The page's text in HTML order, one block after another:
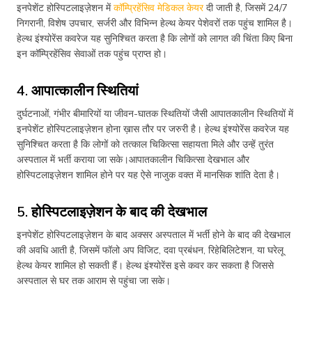
इनपेशेंट होस्पिटलाइज़ेशन मेंकॉम्प्रिहेंसिव मेडिकल केयरदी जाती है, जिसमें 24/7
निगरानी, ​​​​विशेष उपचार, सर्जरी और विभिन्न हेल्थ केयर पेशेवरों तक पहुंच शामिल है।
हेल्थ इंश्योरेंस कवरेज यह सुनिश्चित करता है कि लोगों को लागत की चिंता किए बिना
इन कॉम्प्रिहेंसिव सेवाओं तक पहुंच प्राप्त हो।
4. आपात्कालीन स्थितियां
दुर्घटनाओं, गंभीर बीमारियों या जीवन-घातक स्थितियों जैसी आपातकालीन स्थितियों में
इनपेशेंट होस्पिटलाइज़ेशन होना ख़ास तौर पर जरुरी है। हेल्थ इंश्योरेंस कवरेज यह
सुनिश्चित करता है कि लोगों को तत्काल चिकित्सा सहायता मिले और उन्हें तुरंत
अस्पताल में भर्ती कराया जा सके।आपातकालीन चिकित्सा देखभाल और
होस्पिटलाइज़ेशन शामिल होने पर यह ऐसे नाजुक वक्त में मानसिक शांति देता है।
5. होस्पिटलाइज़ेशन के बाद की देखभाल
इनपेशेंट होस्पिटलाइज़ेशन के बाद अक्सर अस्पताल में भर्ती होने के बाद की देखभाल
की अवधि आती है, जिसमें फॉलो अप विजिट, दवा प्रबंधन, रिहेबिलिटेशन, या घरेलू
हेल्थ केयर शामिल हो सकती हैं। हेल्थ इंश्योरेंस इसे कवर कर सकता है जिससे
अस्पताल से घर तक आराम से पहुंचा जा सके।